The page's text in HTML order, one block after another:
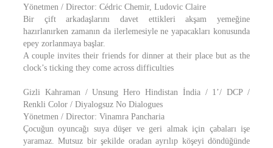
Yönetmen / Director: Cédric Chemir, Ludovic Claire
Bir çift arkadaşlarını davet ettikleri akşam yemeğine
hazırlanırken zamanın da ilerlemesiyle ne yapacakları konusunda
epey zorlanmaya başlar.
A couple invites their friends for dinner at their place but as the
clock’s ticking they come across difficulties
Gizli Kahraman / Unsung Hero Hindistan İndia / 1’/ DCP /
Renkli Color / Diyalogsuz No Dialogues
Yönetmen / Director: Vinamra Pancharia
Çocuğun oyuncağı suya düşer ve geri almak için çabaları işe
yaramaz. Mutsuz bir şekilde oradan ayrılıp köşeyi döndüğünde